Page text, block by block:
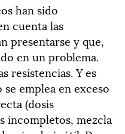
han sido
cuenta las
presentarse y que,
en un problema.
resistencias. Y es
emplea en exceso
(dosis
incompletos, mezcla